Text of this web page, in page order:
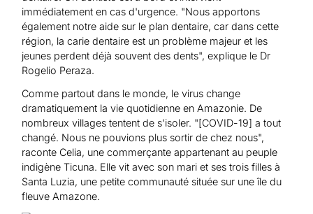
immédiatement en cas d'urgence. "Nous apportons
également notre aide sur le plan dentaire, car dans cette
région, la carie dentaire est un problème majeur et les
jeunes perdent déjà souvent des dents", explique le Dr
Rogelio Peraza.
Comme partout dans le monde, le virus change
dramatiquement la vie quotidienne en Amazonie. De
nombreux villages tentent de s'isoler. "[COVID-19] a tout
changé. Nous ne pouvions plus sortir de chez nous",
raconte Celia, une commerçante appartenant au peuple
indigène Ticuna. Elle vit avec son mari et ses trois filles à
Santa Luzia, une petite communauté située sur une île du
fleuve Amazone.